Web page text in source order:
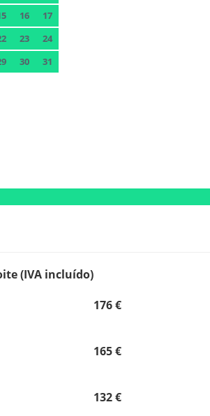
16
17
23
24
30 31
(IVA incluído)
176 €
165 €
132 €